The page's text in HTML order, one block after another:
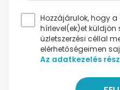
Hozzájárulok, hogy
hírlevel(ek)et küldjön
üzletszerzési céllal
elérhetőségeimen
Az adatkezelés